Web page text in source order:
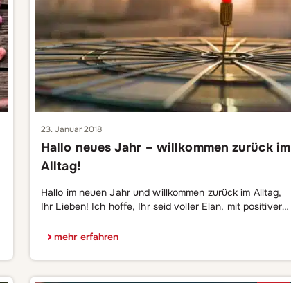
23. Januar 2018
Hallo neues Jahr – willkommen zurück im
Alltag!
Hallo im neuen Jahr und willkommen zurück im Alltag,
Ihr Lieben! Ich hoffe, Ihr seid voller Elan, mit positiver
Jedenfalls theoretisch – praktisch ist es mit Job und
randvollem Terminplan nicht zu vergessen. Ich bin
sicher, […]
mehr erfahren